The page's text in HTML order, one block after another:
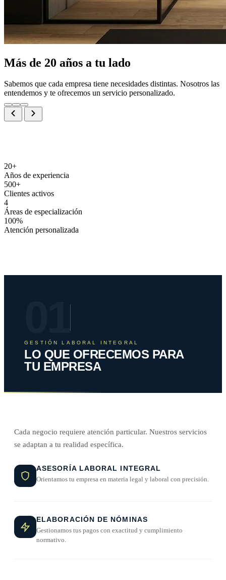
Más de 20 años a tu lado
Sabemos que cada empresa tiene necesidades distintas. Nosotros las
entendemos y te ofrecemos un servicio personalizado.
20+
Años de experiencia
500+
Clientes activos
4
Áreas de especialización
100%
Atención personalizada
GESTIÓN LABORAL INTEGRAL
LO QUE OFRECEMOS PARA
TU EMPRESA
Cada negocio requiere atención particular. Nuestros servicios
se adaptan a tu realidad específica.
ASESORÍA LABORAL INTEGRAL
Orientamos tu empresa en materia legal y laboral con precisión.
ELABORACIÓN DE NÓMINAS
Gestionamos tus pagos con exactitud y cumplimiento
normativo.